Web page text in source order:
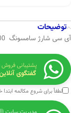
توضیحات
آی سی شارژ سامسونگ J200 و j250 و J3110 و J510 و T858
پشتیبانی فروش
گفتگوی
لطفاً برای شروع مکالمه ابتدا